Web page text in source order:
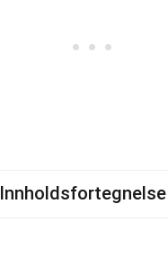
Innholdsfortegnelse